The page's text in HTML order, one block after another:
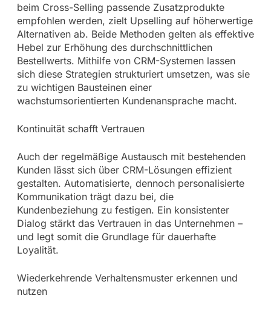
beim Cross-Selling passende Zusatzprodukte
empfohlen werden, zielt Upselling auf höherwertige
Alternativen ab. Beide Methoden gelten als effektive
Hebel zur Erhöhung des durchschnittlichen
Bestellwerts. Mithilfe von CRM-Systemen lassen
sich diese Strategien strukturiert umsetzen, was sie
zu wichtigen Bausteinen einer
wachstumsorientierten Kundenansprache macht.
Kontinuität schafft Vertrauen
Auch der regelmäßige Austausch mit bestehenden
Kunden lässt sich über CRM-Lösungen effizient
gestalten. Automatisierte, dennoch personalisierte
Kommunikation trägt dazu bei, die
Kundenbeziehung zu festigen. Ein konsistenter
Dialog stärkt das Vertrauen in das Unternehmen –
und legt somit die Grundlage für dauerhafte
Loyalität.
Wiederkehrende Verhaltensmuster erkennen und
nutzen